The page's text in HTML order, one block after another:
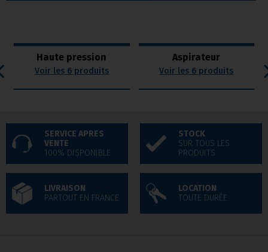
Haute pression
Voir les 6 produits
Aspirateur
Voir les 6 produits
SERVICE APRES
VENTE
100% DISPONIBLE
STOCK
SUR TOUS LES
PRODUITS
LIVRAISON
PARTOUT EN FRANCE
LOCATION
TOUTE DURÉE